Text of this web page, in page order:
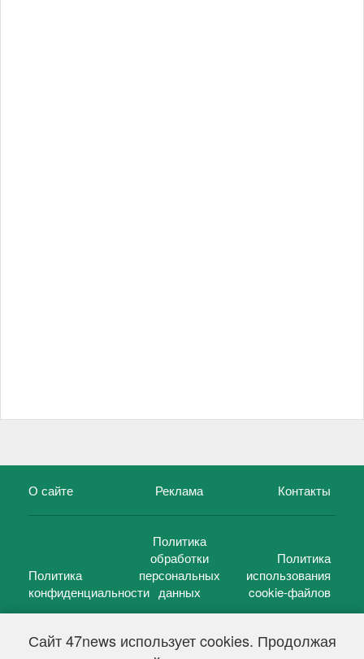
Сайт 47news использует cookies. Продолжая
О сайте Реклама Контакты
Политика
конфиденциальности
Политика
обработки
персональных
данных
Политика
использования
cookie-файлов